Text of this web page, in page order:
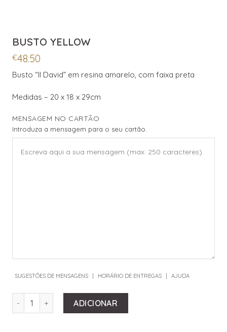
BUSTO YELLOW
€48.50
Busto “Il David” em resina amarelo, com faixa preta
Medidas – 20 x 18 x 29cm
MENSAGEM NO CARTÃO
Introduza a mensagem para o seu cartão.
SUGESTÕES DE MENSAGENS | HORÁRIO DE ENTREGAS | AJUDA
ADICIONAR